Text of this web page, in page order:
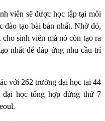
viên sẽ được học tập tại môi
đào tạo bài bản nhất. Nhờ đó,
sinh viên mà nó còn tạo ra
nhất để đáp ứng nhu cầu trí
với 262 trường đại học tại 44
học tổng hợp đứng thứ 7